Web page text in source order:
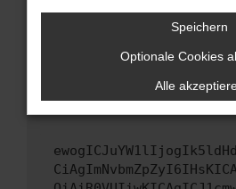
Wende dich an den
Wenn du alle oben
hast, kontaktiere uns bitte.
versuchen, das Problem zu
uns diesen Text schicken,
Speichern
Optionale Cookies
Alle